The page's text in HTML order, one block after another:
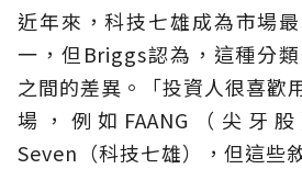
近年來，科技七雄成為市場
一，但Briggs認為，這種分
之間的差異。「投資人很喜歡
場，例如FAANG（尖牙
Seven（科技七雄），但這些